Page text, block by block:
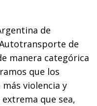
de
de
manera categórica
que los
más violencia y
que sea,